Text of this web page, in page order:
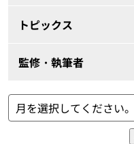
トピックス
監修・執筆者